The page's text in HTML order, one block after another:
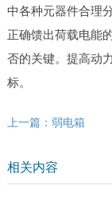
中各种元器件合理
正确馈出荷载电能
否的关键。提高动
标。
上一篇：弱电箱
相关内容